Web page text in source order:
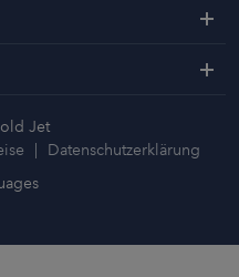
Jet
Datenschutzerklärung